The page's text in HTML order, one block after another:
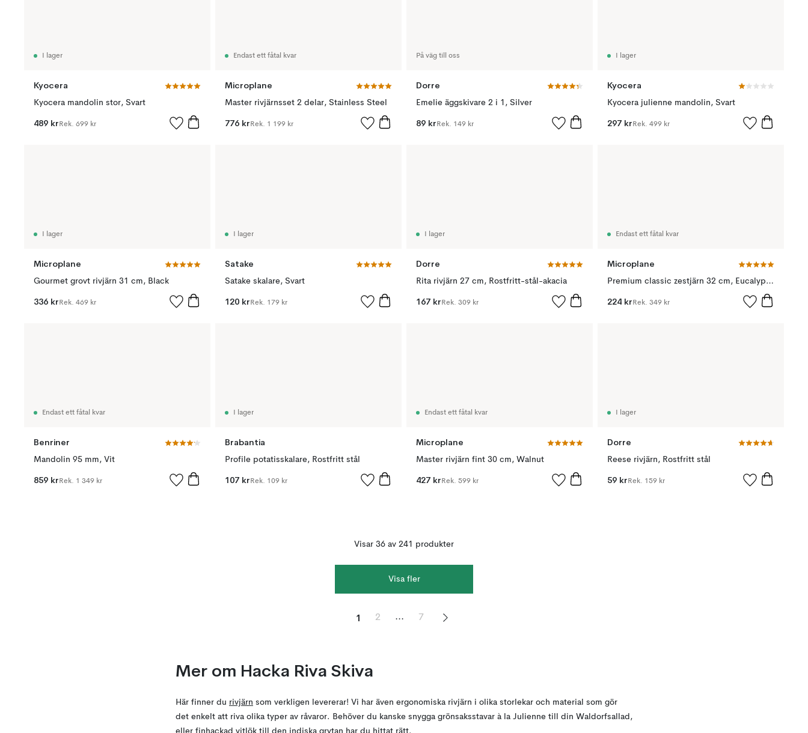
I lager
Kyocera
Kyocera mandolin stor, Svart
489 kr Rek. 699 kr
Endast ett fåtal kvar
Microplane
Master rivjärnsset 2 delar, Stainless Steel
776 kr Rek. 1 199 kr
På väg till oss
Dorre
Emelie äggskivare 2 i 1, Silver
89 kr Rek. 149 kr
I lager
Kyocera
Kyocera julienne mandolin, Svart
297 kr Rek. 499 kr
I lager
Microplane
Gourmet grovt rivjärn 31 cm, Black
336 kr Rek. 469 kr
I lager
Satake
Satake skalare, Svart
120 kr Rek. 179 kr
I lager
Dorre
Rita rivjärn 27 cm, Rostfritt-stål-akacia
167 kr Rek. 309 kr
Endast ett fåtal kvar
Microplane
Premium classic zestjärn 32 cm, Eucalyptus green
224 kr Rek. 349 kr
Endast ett fåtal kvar
Benriner
Mandolin 95 mm, Vit
859 kr Rek. 1 349 kr
I lager
Brabantia
Profile potatisskalare, Rostfritt stål
107 kr Rek. 109 kr
Endast ett fåtal kvar
Microplane
Master rivjärn fint 30 cm, Walnut
427 kr Rek. 599 kr
I lager
Dorre
Reese rivjärn, Rostfritt stål
59 kr Rek. 159 kr
Visar 36 av 241 produkter
Visa fler
1 2 ... 7
Mer om Hacka Riva Skiva
Här finner du rivjärn som verkligen levererar! Vi har även ergonomiska rivjärn i olika storlekar och material som gör
det enkelt att riva olika typer av råvaror. Behöver du kanske snygga grönsaksstavar à la Julienne till din Waldorfsallad,
eller finhackad vitlök till den indiska grytan har du hittat rätt.